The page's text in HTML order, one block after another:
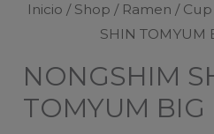
Inicio / Shop / Ramen /
SHIN TOMYUM
NONGSHIM
TOMYUM